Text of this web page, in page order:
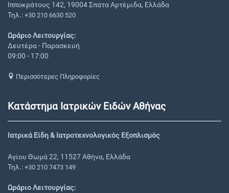
Ιπποκράτους 142, 19004 Σπάτα Αρτέμιδα, Ελλάδα
Τηλ.: +30 210 6630 520
Ωράριο Λειτουργίας:
Δευτέρα - Παρασκευή
09:00 - 17:00
Περισσότερες Πληροφορίες
Κατάστημα Ιατρικών Ειδών Αθήνας
Ιατρικά Είδη & Ιατροτεχνολογικός Εξοπλισμός
Αγίου Θωμά 22, 11527 Αθήνα, Ελλάδα
Τηλ.: +30 210 7473 149
Ωράριο Λειτουργίας: